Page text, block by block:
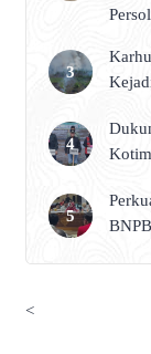
BNPB
<